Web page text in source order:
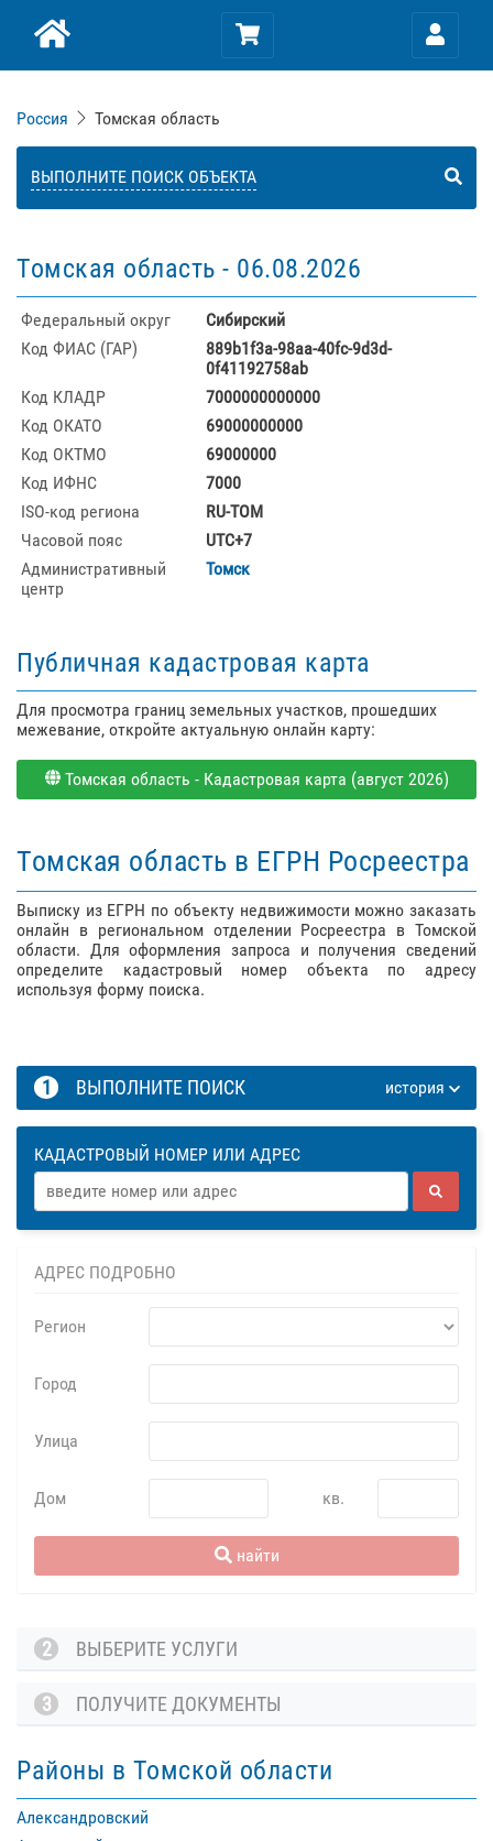
Россия Томская область
ВЫПОЛНИТЕ ПОИСК ОБЪЕКТА
Томская область - 06.08.2026
Федеральный округ
Сибирский
Код ФИАС (ГАР)
889b1f3a-98aa-40fc-9d3d-
0f41192758ab
Код КЛАДР
7000000000000
Код ОКАТО
69000000000
Код ОКТМО
69000000
Код ИФНС
7000
ISO-код региона
RU-TOM
Часовой пояс
UTC+7
Административный
центр
Томск
Публичная кадастровая карта
Для просмотра границ земельных участков, прошедших
межевание, откройте актуальную онлайн карту:
Томская область - Кадастровая карта (август 2026)
Томская область в ЕГРН Росреестра
Выписку из ЕГРН по объекту недвижимости можно заказать
онлайн в региональном отделении Росреестра в Томской
области. Для оформления запроса и получения сведений
определите кадастровый номер объекта по адресу
используя форму поиска.
1 ВЫПОЛНИТЕ ПОИСК история
КАДАСТРОВЫЙ НОМЕР ИЛИ АДРЕС
АДРЕС ПОДРОБНО
Регион
Город
Улица
Дом кв.
найти
2 ВЫБЕРИТЕ УСЛУГИ
3 ПОЛУЧИТЕ ДОКУМЕНТЫ
Районы в Томской области
Александровский